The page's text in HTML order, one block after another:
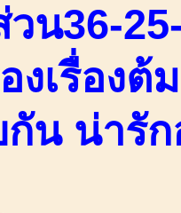
น36-
งเรื่อง
กัน น่ารั